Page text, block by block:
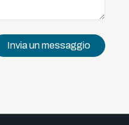
Invia un messaggio